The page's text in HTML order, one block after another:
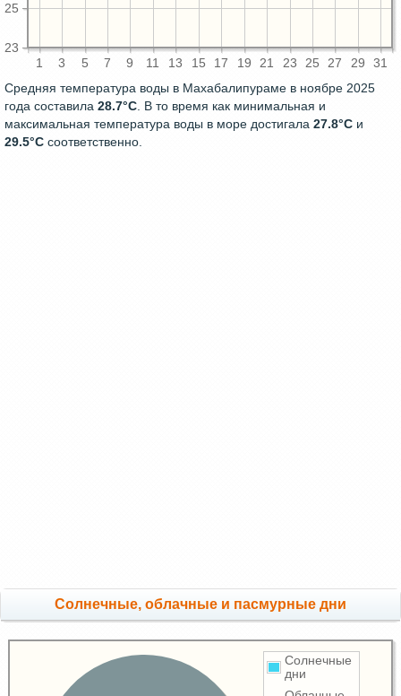
1 3 5 7 9 11 13 15 17 19 21 23 25 27 29 31
23
25
Средняя температура воды в Махабалипураме в ноябре 2025
года составила 28.7°C. В то время как минимальная и
максимальная температура воды в море достигала 27.8°C и
29.5°C соответственно.
Cолнечные, облачные и пасмурные дни
Солнечные
дни